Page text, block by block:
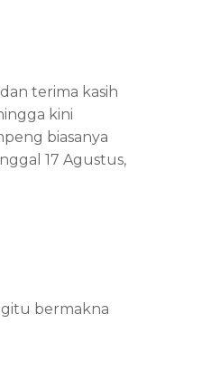
terima kasih
kini
biasanya
17 Agustus,
bermakna